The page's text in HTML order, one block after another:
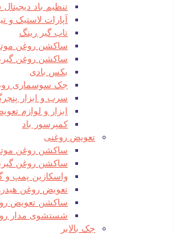
تنظیم باد
آپارات لاستیک
تاب گیر رینگ
ساکشن روغن
ساکشن روغن
بکس بادی
جک سوسماری
سرب و ابزار
ابزار و لوازم
کمپرسور باد
تعویض روغنی
ساکشن روغن
ساکشن روغن
واسکازین پمپ
تعویض روغن
ساکشن تعویض
شستشوی مدار
جک بالابر